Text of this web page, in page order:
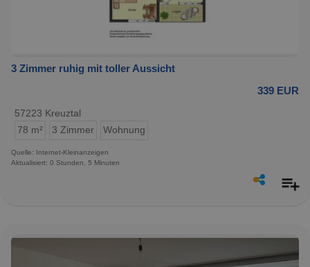
3 Zimmer ruhig mit toller Aussicht
339 EUR
57223 Kreuztal
78 m²
3 Zimmer Wohnung
Quelle: Internet-Kleinanzeigen
Aktualisiert: 0 Stunden, 5 Minuten